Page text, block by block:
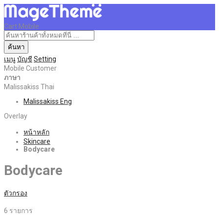
Cart Mobile
ค้นหา
เมนูบัญชี Setting
Mobile Customer
ภาษา
Malissakiss Thai
Malissakiss Eng
Overlay
หน้าหลัก
Skincare
Bodycare
Bodycare
ตัวกรอง
6 รายการ